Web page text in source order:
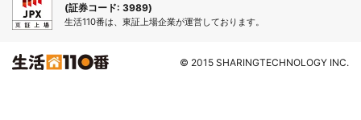
(証券コード: 3989)
生活110番は、東証上場企業が運営しております。
© 2015 SHARINGTECHNOLOGY INC.